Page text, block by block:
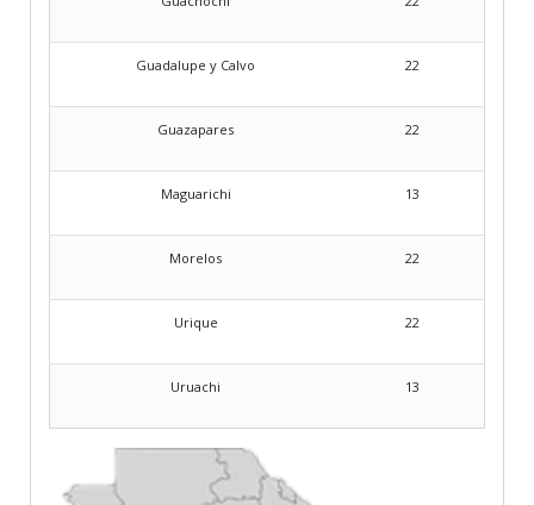
Guadalupe y Calvo 22
Guazapares 22
Maguarichi 13
Morelos 22
Urique 22
Uruachi 13